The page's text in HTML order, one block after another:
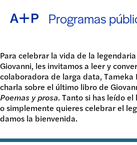
Programas
DE
普通话
Para celebrar la vida de la
Giovanni, les invitamos a leer y
colaboradora de larga data, Tameka
charla sobre el último libro de
Poemas y prosa. Tanto si has leído
o simplemente quieres celebrar el
damos la bienvenida.